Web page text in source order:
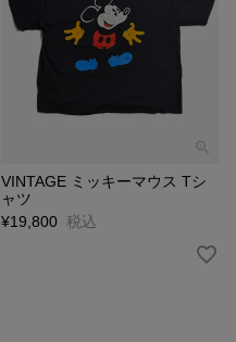
VINTAGE ミッキーマウス Tシ
ャツ
¥19,800 税込